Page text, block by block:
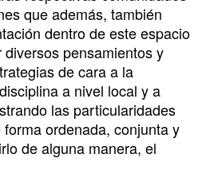
que además, también
dentro de este espacio
pensamientos y
de cara a la
a nivel local y a
las particularidades
ordenada, conjunta y
de alguna manera, el